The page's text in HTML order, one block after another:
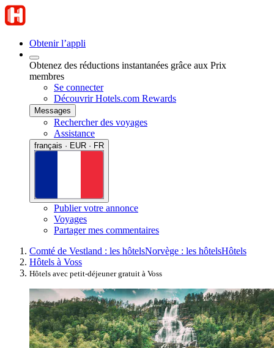
Obtenir l’appli
Obtenez des réductions instantanées grâce aux Prix
membres
Se connecter
Découvrir Hotels.com Rewards
Messages
Rechercher des voyages
Assistance
français · EUR · FR
Publier votre annonce
Voyages
Partager mes commentaires
Comté de Vestland : les hôtelsNorvège : les hôtelsHôtels
Hôtels à Voss
Hôtels avec petit-déjeuner gratuit à Voss